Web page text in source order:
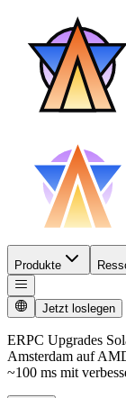
Produkte
Jetzt loslegen
ERPC Upgrades
Amsterdam auf
~100 ms mit